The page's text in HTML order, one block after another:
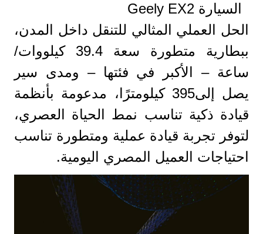
السيارة Geely EX2
الحل العملي المثالي للتنقل داخل المدن،
ببطارية متطورة سعة 39.4 كيلووات/
ساعة – الأكبر في فئتها – ومدى سير
يصل إلى395 كيلومترًا، مدعومة بأنظمة
قيادة ذكية تناسب نمط الحياة العصري،
لتوفر تجربة قيادة عملية ومتطورة تناسب
احتياجات العميل المصري اليومية.